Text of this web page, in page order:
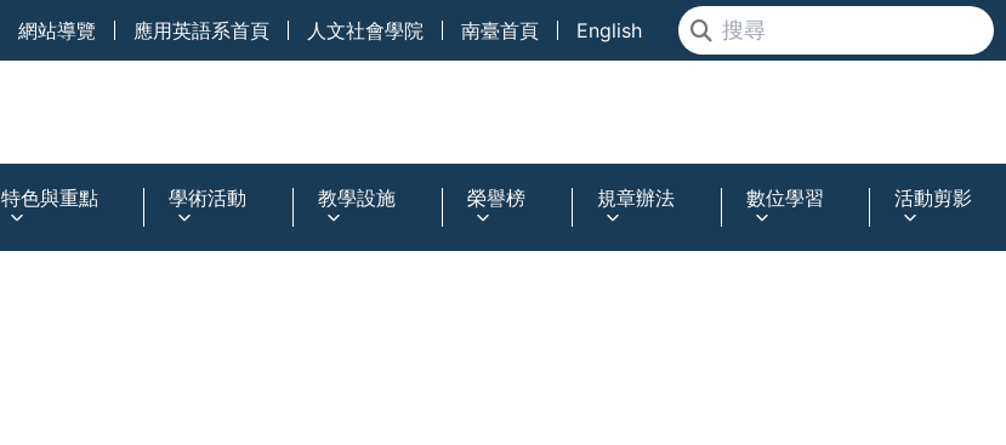
網站導覽 應用英語系首頁 人文社會學院 南臺首頁 English
特色與重點 學術活動 教學設施 榮譽榜 規章辦法 數位學習 活動剪影